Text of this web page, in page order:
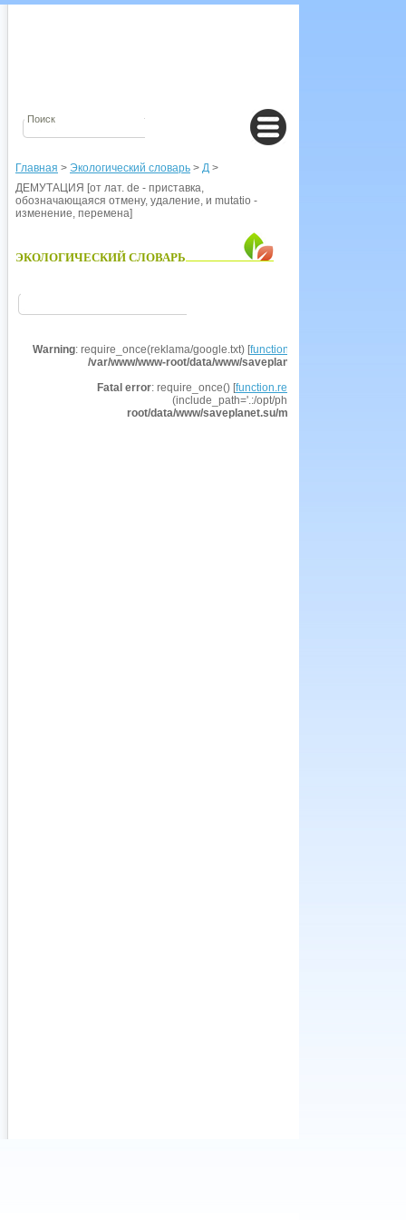
Главная > Экологический словарь > Д >
ДЕМУТАЦИЯ [от лат. de - приставка,
обозначающаяся отмену, удаление, и mutatio -
изменение, перемена]
ЭКОЛОГИЧЕСКИЙ СЛОВАРЬ
Warning: require_once(reklama/google.txt) [function.require-once
/var/www/www-root/data/www/saveplanet.su/modules/
Fatal error: require_once() [function.require
(include_path='.:/opt/php53/share/pear') in
root/data/www/saveplanet.su/modules/Encyclopedia/